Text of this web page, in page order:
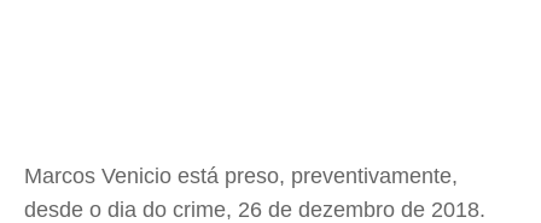
Marcos Venicio está preso, preventivamente,
desde o dia do crime, 26 de dezembro de 2018.